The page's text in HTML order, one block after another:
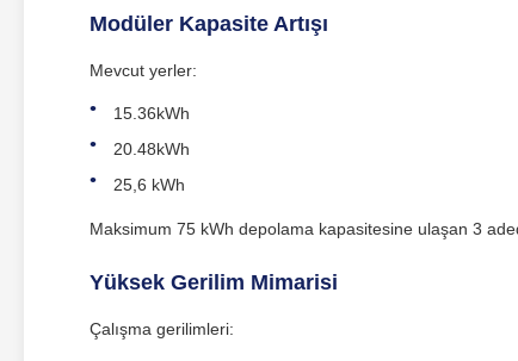
Modüler Kapasite Artışı
Mevcut yerler:
15.36kWh
20.48kWh
25,6 kWh
Maksimum 75 kWh depolama kapasitesine ulaşan 3
Yüksek Gerilim Mimarisi
Çalışma gerilimleri: